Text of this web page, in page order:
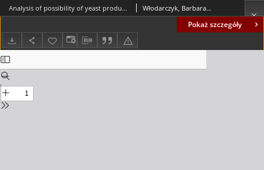
Pokaż szczegóły
Analysis of possibility of yeast production increase at maintained carbon dioxide emission level = Analiza możliwości zwiększenia produkcji drożdży przy utrzymaniu poziomu emisji ditlenku węgla Włodarczyk, Barbara; Włodarczyk, Paweł